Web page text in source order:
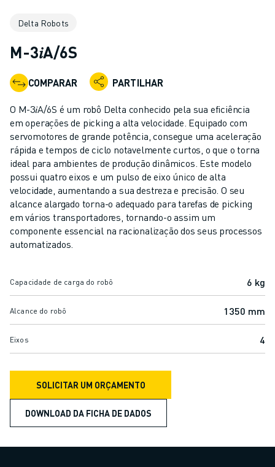
ROBÔS COLABORATIVOS
CONTROLADORES DE ROBÔ
ACESSÓRIOS PARA ROBÔS
SOFTWARE PARA ROBÔS
SOFTWARE DE SIMULAÇÃO
PRODUTOS DE ROBÓTICA EDUCACIONAL
AUTOMAÇÃO DE ROBÔS
ROBÔS DE SOLDADURA POR ARCO
ROBÔS ARTICULADOS
SÉRIE ARC MATE
SÉRIE M-710
SÉRIE M-900
ROBÔS DELTA
ROBÔS PARA SECTOR ALIMENTAR E SALAS LIMPAS
ROBÔS DE PALETIZAÇÃO
ROBÔS SCARA
CENTROS COMPACTOS DE MAQUINAÇÃO CNC
LOCALIZADOR ROBODRILL
CENTROS DE MAQUINAÇÃO COMPACTOS ROBODRILL
SOFTWARE ROBODRILL
MANUTENÇÃO PREVENTIVA ROBODRILL
Delta Robots
M-3𝑖A/6S
COMPARAR PARTILHAR
O M-3𝑖A/6S é um robô Delta conhecido pela sua eficiência
em operações de picking a alta velocidade. Equipado com
servomotores de grande potência, consegue uma aceleração
rápida e tempos de ciclo notavelmente curtos, o que o torna
ideal para ambientes de produção dinâmicos. Este modelo
possui quatro eixos e um pulso de eixo único de alta
velocidade, aumentando a sua destreza e precisão. O seu
alcance alargado torna-o adequado para tarefas de picking
em vários transportadores, tornando-o assim um
componente essencial na racionalização dos seus processos
automatizados.
Capacidade de carga do robô 6 kg
Alcance do robô 1350 mm
Eixos 4
SOLICITAR UM ORÇAMENTO
DOWNLOAD DA FICHA DE DADOS